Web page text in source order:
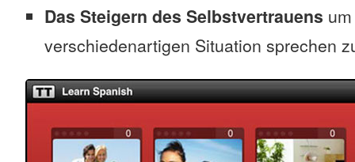
Das Steigern des Selbstvertrauens
verschiedenartigen Situation sprechen